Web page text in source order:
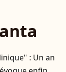
: Un an